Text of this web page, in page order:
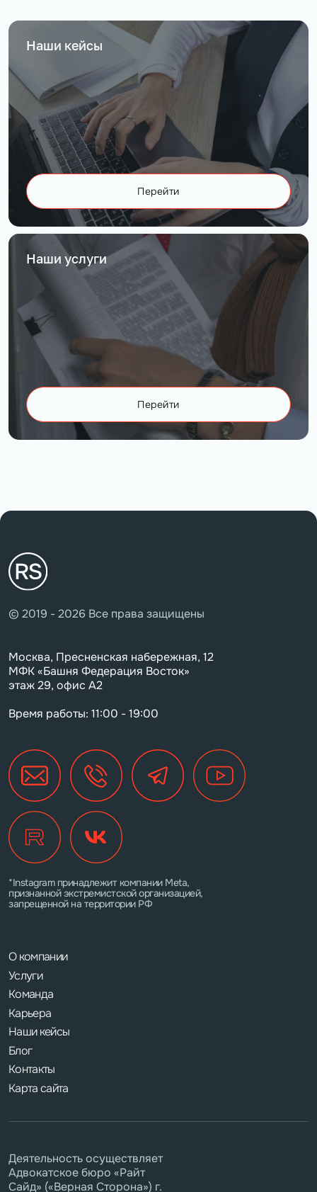
Наши кейсы
Перейти
Наши услуги
Перейти
© 2019 - 2026 Все права защищены
Москва, Пресненская набережная, 12
МФК «Башня Федерация Восток»
этаж 29, офис А2
Время работы: 11:00 - 19:00
О компании
Услуги
Команда
Карьера
Наши кейсы
Блог
Контакты
Карта сайта
*Instagram принадлежит компании Meta,
признанной экстремистской организацией,
запрещенной на территории РФ
Деятельность осуществляет
Адвокатское бюро «Райт
Сайд» («Верная Сторона») г.